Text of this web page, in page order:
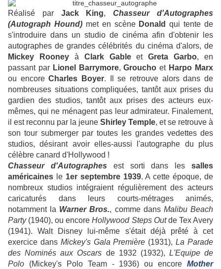
Réalisé par Jack King,Chasseur d'Autographes
(Autograph Hound) met en scène Donald qui tente de
s'introduire dans un studio de cinéma afin d'obtenir les
autographes de grandes célébrités du cinéma d'alors, de
Mickey
Rooneyà Clark GableetGreta Garbo, en
passant par Lionel Barrymore,Groucho et Harpo Marx
ou encoreCharles Boyer. Il se retrouve alors dans de
nombreuses situations compliquées, tantôt aux prises du
gardien des studios, tantôt aux prises des acteurs eux-
mêmes, qui ne ménagent pas leur admirateur. Finalement,
il est reconnu par la jeune Shirley Temple, et se retrouve à
son tour submerger par toutes les grandes vedettes des
studios, désirant avoir elles-aussi l'autographe du plus
célèbre canard d'Hollywood !
Chasseur d'Autographes est sorti dans lessalles
américaines le 1er septembre 1939. A cette époque, de
nombreux studios intégraient régulièrement des acteurs
caricaturés dans leurs courts-métrages animés,
notamment la Warner Bros., comme dans Malibu Beach
Party(1940), ou encoreHollywood Steps Outde Tex Avery
(1941). Walt Disney lui-même s'était déjà prêté à cet
exercice dans Mickey's Gala Première (1931),La Parade
des Nominés aux Oscars de 1932 (1932), L'Equipe de
Polo (Mickey's Polo Team - 1936) ou encore Mother